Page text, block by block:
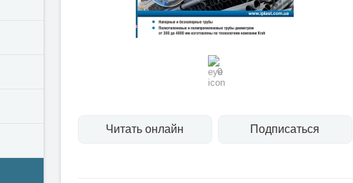
0
Читать онлайн Подписаться